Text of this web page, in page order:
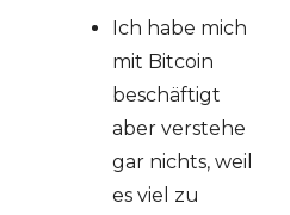
Ich habe mich
mit Bitcoin
beschäftigt
aber verstehe
gar nichts, weil
es viel zu